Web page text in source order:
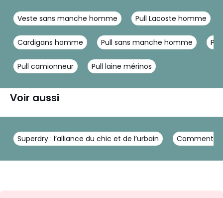
Veste sans manche homme Pull Lacoste homme
Cardigans homme Pull sans manche homme
Pull camionneur Pull laine mérinos
Voir aussi
Superdry : l’alliance du chic et de l’urbain Comment